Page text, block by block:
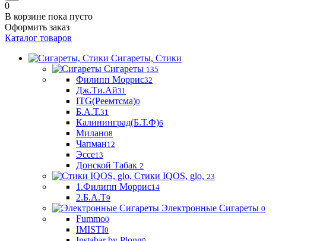
0
В корзине пока пусто
Оформить заказ
Каталог товаров
Сигареты, Стики
Сигареты 135
Филипп Моррис32
Дж.Ти.Ай31
ITG(Реемтсма)0
Б.А.Т.31
Калининград(Б.Т.Ф)6
Милано8
Чапман12
Эссе13
Донской Табак 2
Стики IQOS, glo, 23
1.Филипп Моррис14
2.Б.А.Т9
Электронные Сигареты 0
Fummo0
IMISTI0